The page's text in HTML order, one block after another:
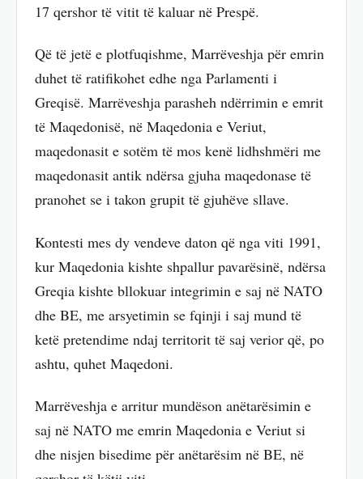
17 qershor të vitit të kaluar në Prespë.
Që të jetë e plotfuqishme, Marrëveshja për emrin
duhet të ratifikohet edhe nga Parlamenti i
Greqisë. Marrëveshja parasheh ndërrimin e emrit
të Maqedonisë, në Maqedonia e Veriut,
maqedonasit e sotëm të mos kenë lidhshmëri me
maqedonasit antik ndërsa gjuha maqedonase të
pranohet se i takon grupit të gjuhëve sllave.
Kontesti mes dy vendeve daton që nga viti 1991,
kur Maqedonia kishte shpallur pavarësinë, ndërsa
Greqia kishte bllokuar integrimin e saj në NATO
dhe BE, me arsyetimin se fqinji i saj mund të
ketë pretendime ndaj territorit të saj verior që, po
ashtu, quhet Maqedoni.
Marrëveshja e arritur mundëson anëtarësimin e
saj në NATO me emrin Maqedonia e Veriut si
dhe nisjen bisedime për anëtarësim në BE, në